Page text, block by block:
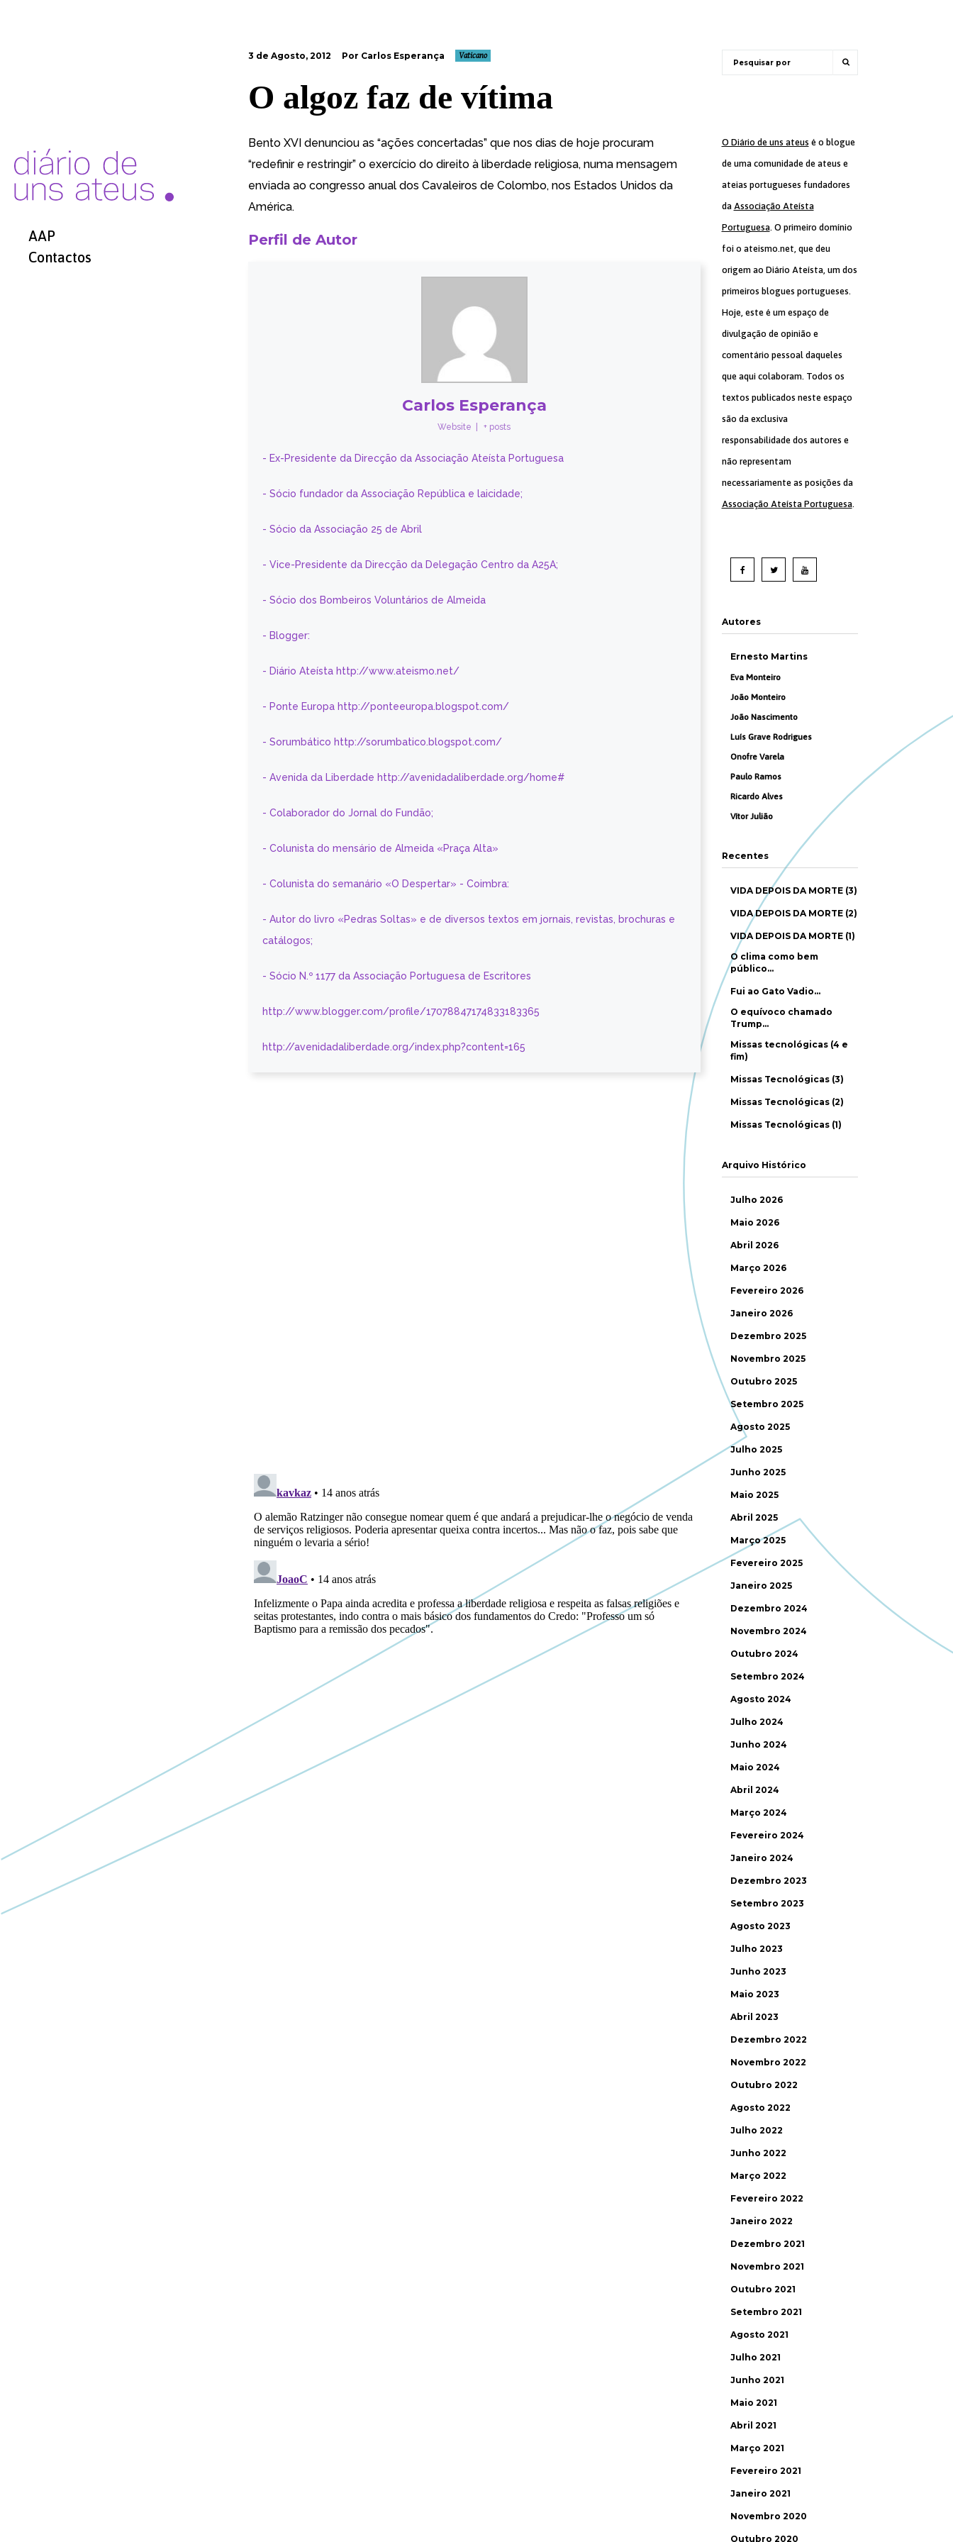
AAP
Contactos
3 de Agosto, 2012 Por Carlos Esperança Vaticano
O algoz faz de vítima
Bento XVI denunciou as “ações concertadas” que nos dias de hoje procuram
“redefinir e restringir” o exercício do direito à liberdade religiosa, numa mensagem
enviada ao congresso anual dos Cavaleiros de Colombo, nos Estados Unidos da
América.
Perfil de Autor
Carlos Esperança
Website + posts
- Ex-Presidente da Direcção da Associação Ateísta Portuguesa
- Sócio fundador da Associação República e laicidade;
- Sócio da Associação 25 de Abril
- Vice-Presidente da Direcção da Delegação Centro da A25A;
- Sócio dos Bombeiros Voluntários de Almeida
- Blogger:
- Diário Ateísta http://www.ateismo.net/
- Ponte Europa http://ponteeuropa.blogspot.com/
- Sorumbático http://sorumbatico.blogspot.com/
- Avenida da Liberdade http://avenidadaliberdade.org/home#
- Colaborador do Jornal do Fundão;
- Colunista do mensário de Almeida «Praça Alta»
- Colunista do semanário «O Despertar» - Coimbra:
- Autor do livro «Pedras Soltas» e de diversos textos em jornais, revistas, brochuras e
catálogos;
- Sócio N.º 1177 da Associação Portuguesa de Escritores
http://www.blogger.com/profile/17078847174833183365
http://avenidadaliberdade.org/index.php?content=165
O Diário de uns ateus é o blogue
de uma comunidade de ateus e
ateias portugueses fundadores
da Associação Ateísta
Portuguesa. O primeiro domínio
foi o ateismo.net, que deu
origem ao Diário Ateísta, um dos
primeiros blogues portugueses.
Hoje, este é um espaço de
divulgação de opinião e
comentário pessoal daqueles
que aqui colaboram. Todos os
textos publicados neste espaço
são da exclusiva
responsabilidade dos autores e
não representam
necessariamente as posições da
Associação Ateísta Portuguesa.
Autores
Ernesto Martins
Eva Monteiro
João Monteiro
João Nascimento
Luís Grave Rodrigues
Onofre Varela
Paulo Ramos
Ricardo Alves
Vítor Julião
Recentes
VIDA DEPOIS DA MORTE (3)
VIDA DEPOIS DA MORTE (2)
VIDA DEPOIS DA MORTE (1)
O clima como bem
público…
Fui ao Gato Vadio…
O equívoco chamado
Trump…
Missas tecnológicas (4 e
fim)
Missas Tecnológicas (3)
Missas Tecnológicas (2)
Missas Tecnológicas (1)
Arquivo Histórico
Julho 2026
Maio 2026
Abril 2026
Março 2026
Fevereiro 2026
Janeiro 2026
Dezembro 2025
Novembro 2025
Outubro 2025
Setembro 2025
Agosto 2025
Julho 2025
Junho 2025
Maio 2025
Abril 2025
Março 2025
Fevereiro 2025
Janeiro 2025
Dezembro 2024
Novembro 2024
Outubro 2024
Setembro 2024
Agosto 2024
Julho 2024
Junho 2024
Maio 2024
Abril 2024
Março 2024
Fevereiro 2024
Janeiro 2024
Dezembro 2023
Setembro 2023
Agosto 2023
Julho 2023
Junho 2023
Maio 2023
Abril 2023
Dezembro 2022
Novembro 2022
Outubro 2022
Agosto 2022
Julho 2022
Junho 2022
Março 2022
Fevereiro 2022
Janeiro 2022
Dezembro 2021
Novembro 2021
Outubro 2021
Setembro 2021
Agosto 2021
Julho 2021
Junho 2021
Maio 2021
Abril 2021
Março 2021
Fevereiro 2021
Janeiro 2021
Novembro 2020
Outubro 2020